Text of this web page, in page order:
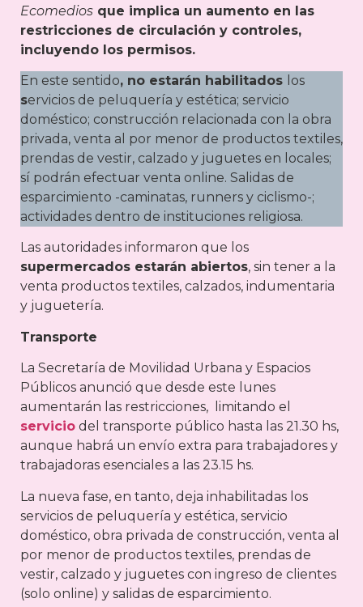
Ecomedios que implica un aumento en las
restricciones de circulación y controles,
incluyendo los permisos.
En este sentido, no estarán habilitados los
servicios de peluquería y estética; servicio
doméstico; construcción relacionada con la obra
privada, venta al por menor de productos textiles,
prendas de vestir, calzado y juguetes en locales;
sí podrán efectuar venta online. Salidas de
esparcimiento -caminatas, runners y ciclismo-;
actividades dentro de instituciones religiosa.
Las autoridades informaron que los
supermercados estarán abiertos, sin tener a la
venta productos textiles, calzados, indumentaria
y juguetería.
Transporte
La Secretaría de Movilidad Urbana y Espacios
Públicos anunció que desde este lunes
aumentarán las restricciones, limitando el
servicio del transporte público hasta las 21.30 hs,
aunque habrá un envío extra para trabajadores y
trabajadoras esenciales a las 23.15 hs.
La nueva fase, en tanto, deja inhabilitadas los
servicios de peluquería y estética, servicio
doméstico, obra privada de construcción, venta al
por menor de productos textiles, prendas de
vestir, calzado y juguetes con ingreso de clientes
(solo online) y salidas de esparcimiento.